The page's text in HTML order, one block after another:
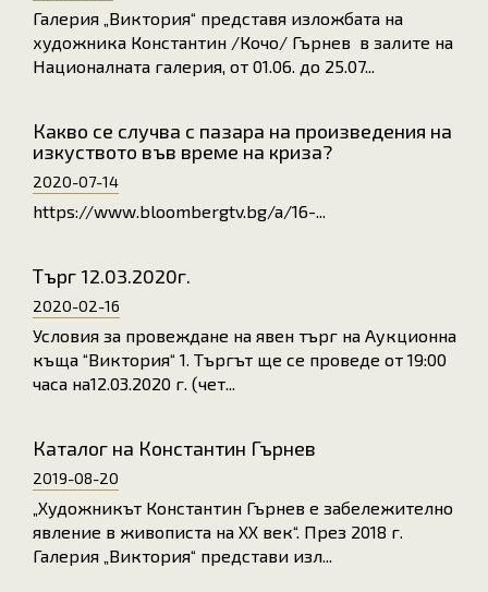
Галерия „Виктория“ представя изложбата на
художника Константин /Кочо/ Гърнев в залите на
Националната галерия, от 01.06. до 25.07...
Какво се случва с пазара на произведения на
изкуството във време на криза?
2020-07-14
https://www.bloombergtv.bg/a/16-...
Търг 12.03.2020г.
2020-02-16
Условия за провеждане на явен търг на Аукционна
къща “Виктория“ 1. Търгът ще се проведе от 19:00
часа на12.03.2020 г. (чет...
Каталог на Константин Гърнев
2019-08-20
„Художникът Константин Гърнев е забележително
явление в живописта на ХХ век“. През 2018 г.
Галерия „Виктория“ представи изл...